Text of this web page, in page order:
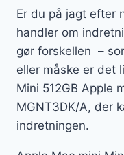
Er du på jagt efter
handler om
gør forskellen –
eller måske er det
Mini 512GB Apple
MGNT3DK/A, der
indretningen.